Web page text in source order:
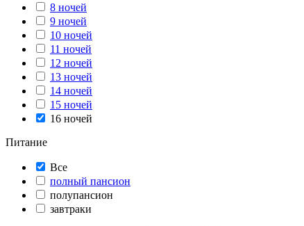
8 ночей
9 ночей
10 ночей
11 ночей
12 ночей
13 ночей
14 ночей
15 ночей
16 ночей
Питание
Все
полный пансион
полупансион
завтраки